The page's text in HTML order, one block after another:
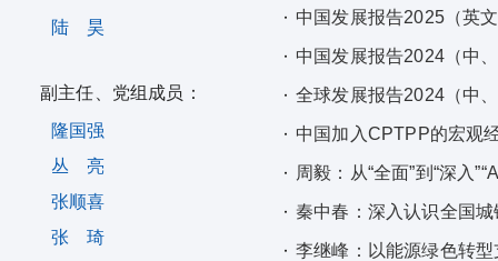
陆 昊
副主任、党组成员：
隆国强
丛 亮
张顺喜
张 琦
中国发展报告2025（英
中国发展报告2024（中
全球发展报告2024（中
中国加入CPTPP的宏观
周毅：从“全面”到“深入
秦中春：深入认识全国
李继峰：以能源绿色转